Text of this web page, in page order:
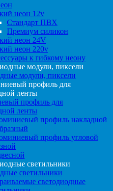
неон 12v
Стандарт ПВХ
Премиум силикон
неон 24V
неон 220v
к гибкому неону
модули, пиксели
профиль для
ленты
профиль накладной
профиль угловой
светильники
светодиодные